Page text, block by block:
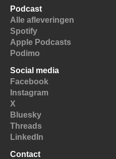
Podcast
Alle afleveringen
Spotify
Apple Podcasts
Podimo
Social media
Facebook
Instagram
X
Bluesky
Threads
LinkedIn
Contact